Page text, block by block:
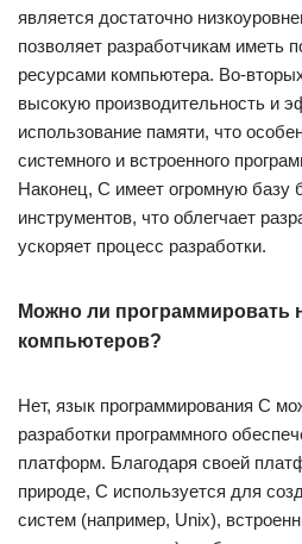
является достаточно
позволяет разработчикам иметь
ресурсами компьютера. Во-
высокую производительность и
использование памяти, что
системного и встроенного
Наконец, C имеет огромную базу
инструментов, что облегчает
ускоряет процесс разработки.
Можно ли программировать
компьютеров?
Нет, язык программирования C
разработки программного
платформ. Благодаря своей
природе, C используется для
систем (например, Unix),